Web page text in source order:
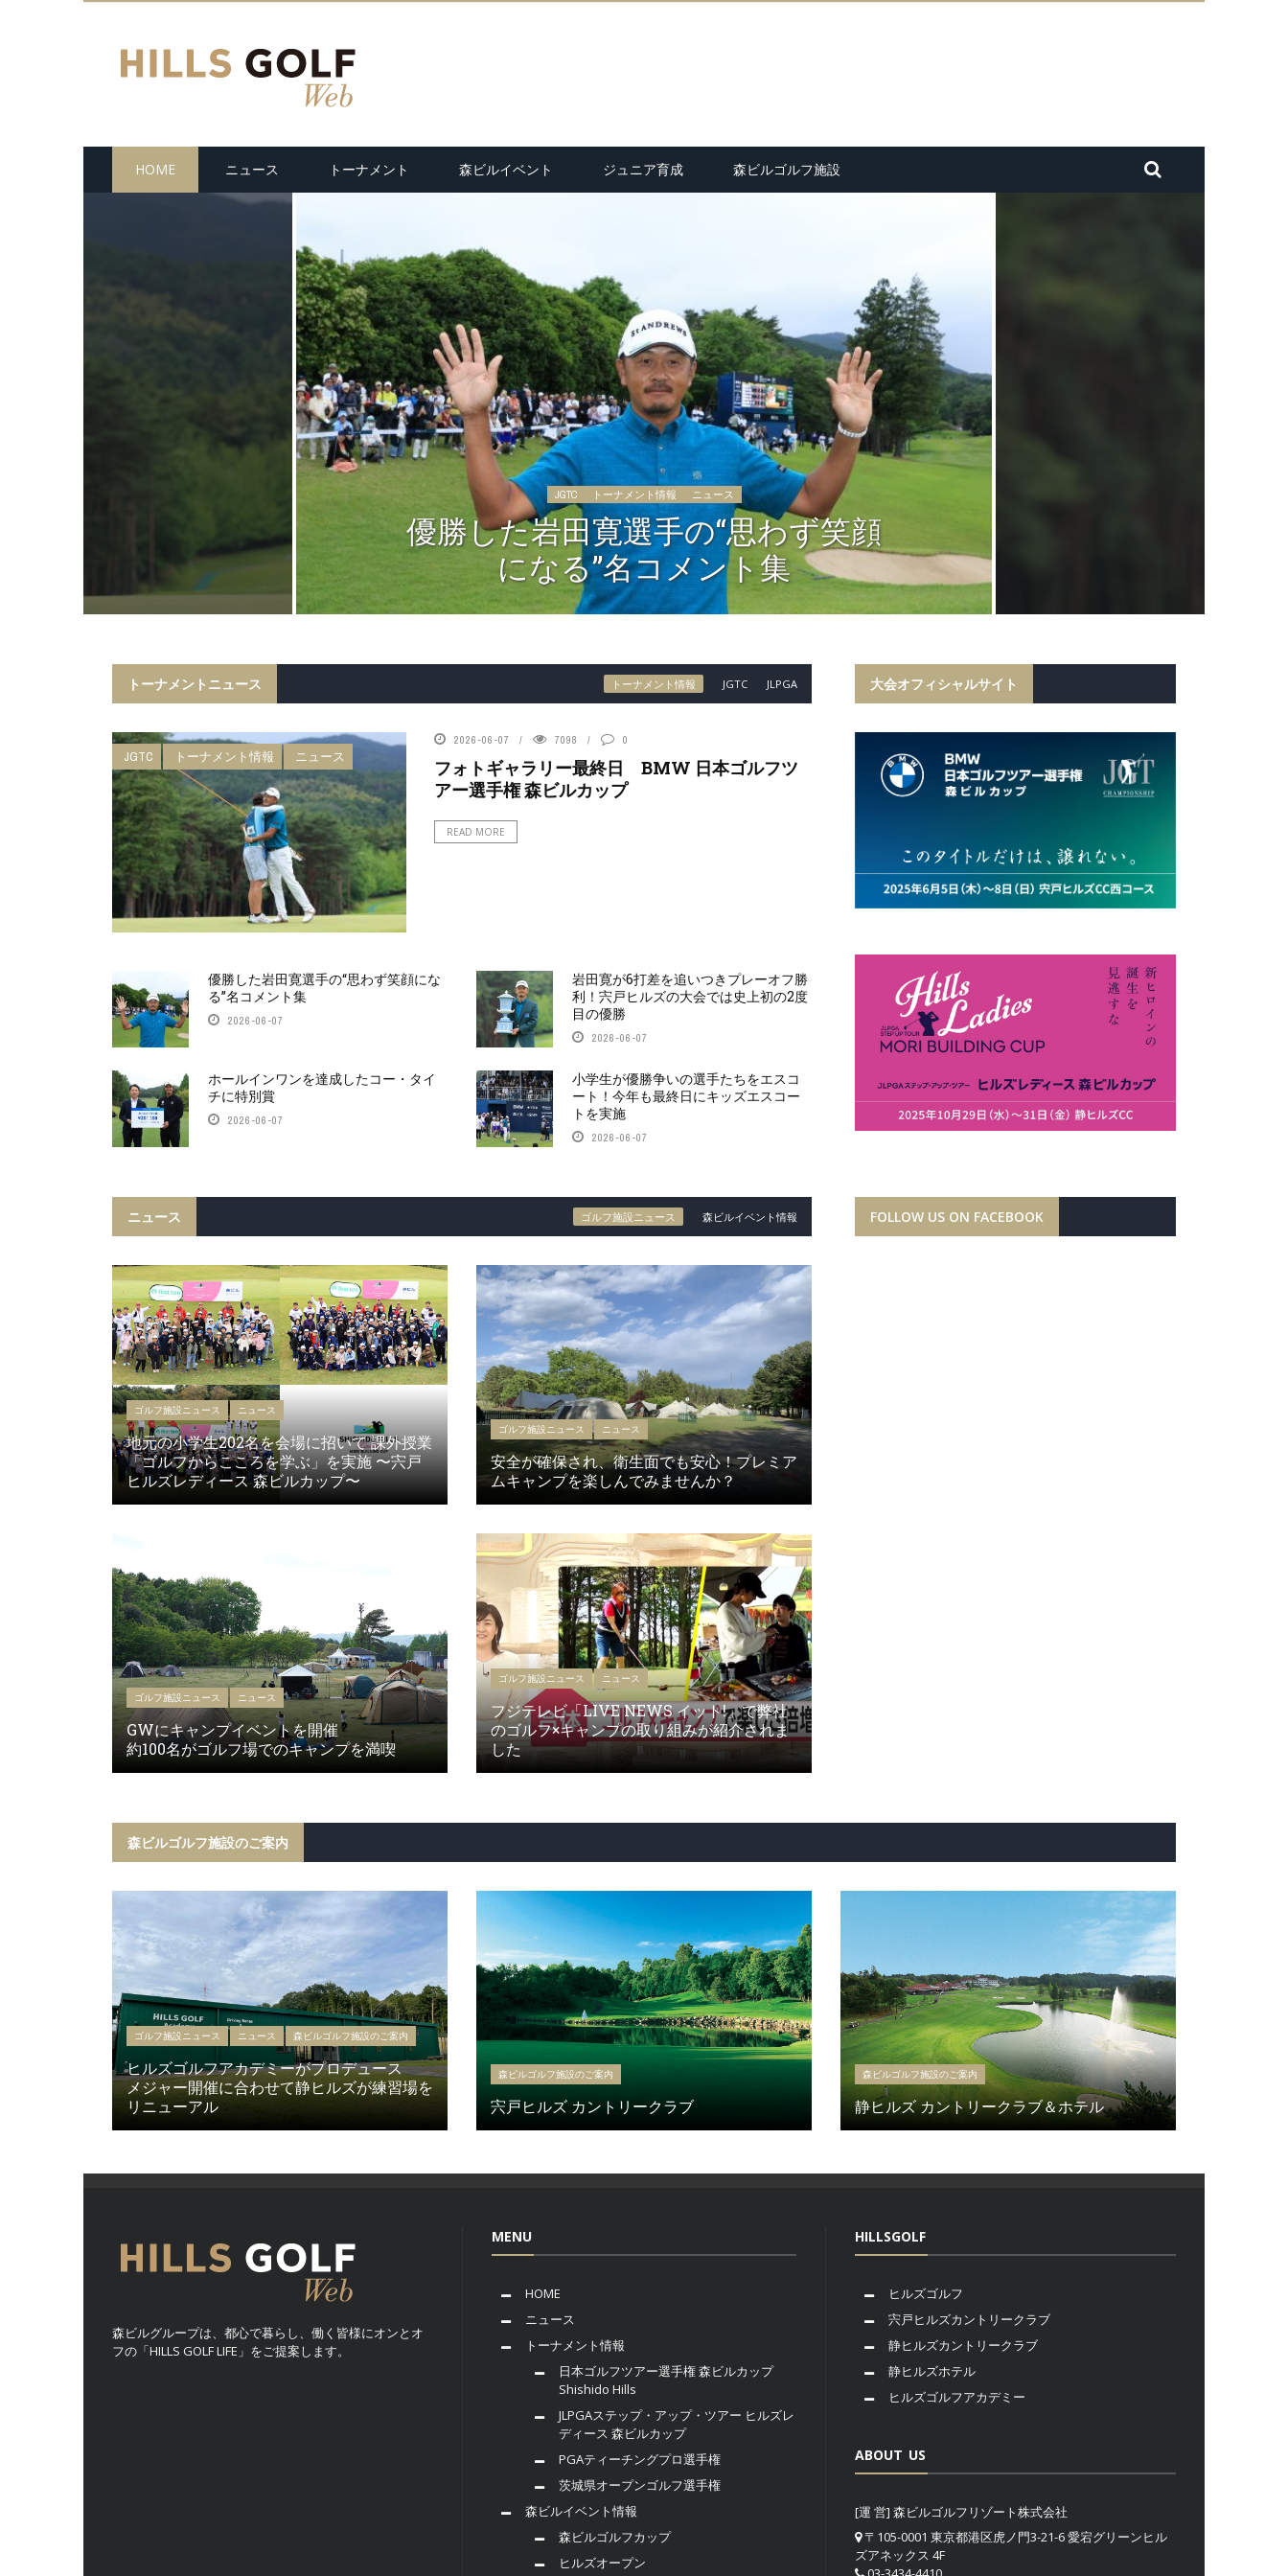
HOME ニュース トーナメント 森ビルイベント ジュニア育成 森ビルゴルフ施設
森ビルカッ
JGTC トーナメント情報 ニュース
優勝した岩田寛選手の“思わず笑顔
になる”名コメント集
トーナメントニュース トーナメント情報 JGTC JLPGA
JGTC トーナメント情報 ニュース
2026-06-07 7098 0
フォトギャラリー最終日 BMW 日本ゴルフツ
アー選手権 森ビルカップ
READ MORE
優勝した岩田寛選手の“思わず笑顔にな
る”名コメント集
2026-06-07
岩田寛が6打差を追いつきプレーオフ勝
利！宍戸ヒルズの大会では史上初の2度
目の優勝
2026-06-07
ホールインワンを達成したコー・タイ
チに特別賞
2026-06-07
小学生が優勝争いの選手たちをエスコ
ート！今年も最終日にキッズエスコー
トを実施
2026-06-07
大会オフィシャルサイト
ニュース ゴルフ施設ニュース 森ビルイベント情報
ゴルフ施設ニュース ニュース
地元の小学生202名を会場に招いて 課外授業
「ゴルフからこころを学ぶ」を実施 〜宍戸
ヒルズレディース 森ビルカップ〜
ゴルフ施設ニュース ニュース
安全が確保され、衛生面でも安心！プレミア
ムキャンプを楽しんでみませんか？
ゴルフ施設ニュース ニュース
GWにキャンプイベントを開催
約100名がゴルフ場でのキャンプを満喫
ゴルフ施設ニュース ニュース
フジテレビ「LIVE NEWS イット!」で弊社
のゴルフ×キャンプの取り組みが紹介されま
した
FOLLOW US ON FACEBOOK
森ビルゴルフ施設のご案内
ゴルフ施設ニュース ニュース 森ビルゴルフ施設のご案内
ヒルズゴルフアカデミーがプロデュース
メジャー開催に合わせて静ヒルズが練習場を
リニューアル
森ビルゴルフ施設のご案内
宍戸ヒルズ カントリークラブ
森ビルゴルフ施設のご案内
静ヒルズ カントリークラブ＆ホテル
森ビルグループは、都心で暮らし、働く皆様にオンとオ
フの「HILLS GOLF LIFE」をご提案します。
MENU
HOME
ニュース
トーナメント情報
日本ゴルフツアー選手権 森ビルカップ
Shishido Hills
JLPGAステップ・アップ・ツアー ヒルズレ
ディース 森ビルカップ
PGAティーチングプロ選手権
茨城県オープンゴルフ選手権
森ビルイベント情報
森ビルゴルフカップ
ヒルズオープン
HILLSGOLF
ヒルズゴルフ
宍戸ヒルズカントリークラブ
静ヒルズカントリークラブ
静ヒルズホテル
ヒルズゴルフアカデミー
ABOUT US
[運 営] 森ビルゴルフリゾート株式会社
〒105-0001 東京都港区虎ノ門3-21-6 愛宕グリーンヒル
ズアネックス 4F